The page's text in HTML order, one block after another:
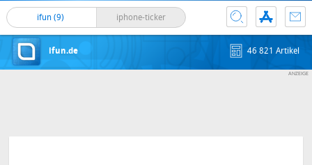
ifun (9) iphone-ticker
ifun.de 46 821 Artikel